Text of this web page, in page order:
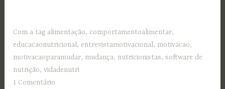
Com a tag alimentação, comportamentoalimentar,
educacaonutricional, entrevistamotivacional, motivacao,
motivacaoparamudar, mudança, nutricionistas,software de
nutrição,vidadenutri
1 Comentário